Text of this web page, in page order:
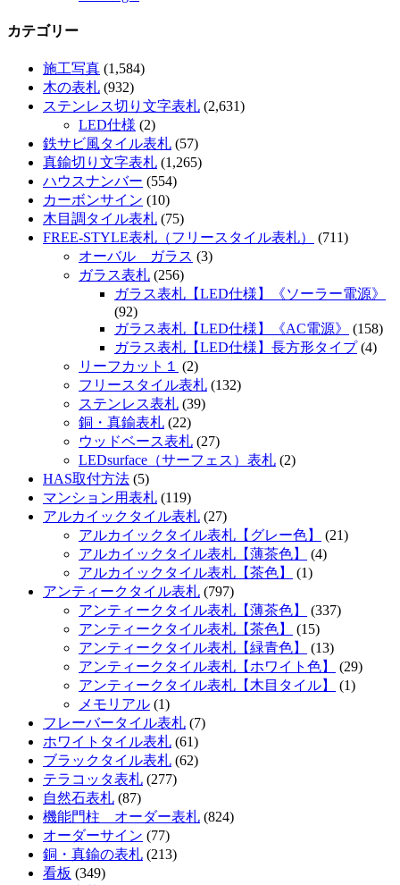
カテゴリー
施工写真 (1,584)
木の表札 (932)
ステンレス切り文字表札 (2,631)
LED仕様 (2)
鉄サビ風タイル表札 (57)
真鍮切り文字表札 (1,265)
ハウスナンバー (554)
カーボンサイン (10)
木目調タイル表札 (75)
FREE-STYLE表札（フリースタイル表札）
(711)
オーバル ガラス (3)
ガラス表札 (256)
ガラス表札【LED仕様】《ソーラー電源》
(92)
ガラス表札【LED仕様】《AC電源》
(158)
ガラス表札【LED仕様】長方形タイプ(4)
リーフカット１
(2)
フリースタイル表札 (132)
ステンレス表札 (39)
銅・真鍮表札 (22)
ウッドベース表札 (27)
LEDsurface（サーフェス）表札 (2)
HAS取付方法 (5)
マンション用表札 (119)
アルカイックタイル表札 (27)
アルカイックタイル表札【グレー色】
(21)
アルカイックタイル表札【薄茶色】
(4)
アルカイックタイル表札【茶色】
(1)
アンティークタイル表札 (797)
アンティークタイル表札【薄茶色】
(337)
アンティークタイル表札【茶色】
(15)
アンティークタイル表札【緑青色】
(13)
アンティークタイル表札【ホワイト色】
(29)
アンティークタイル表札【木目タイル】
(1)
メモリアル (1)
フレーバータイル表札 (7)
ホワイトタイル表札 (61)
ブラックタイル表札 (62)
テラコッタ表札 (277)
自然石表札 (87)
機能門柱 オーダー表札 (824)
オーダーサイン (77)
銅・真鍮の表札 (213)
看板 (349)